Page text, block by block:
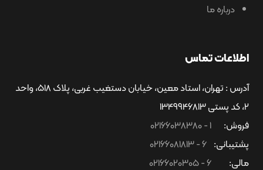
درباره ما
تماس
آدرس : تهران، استاد معین، خیابان دستغیب غربی، پلاک 518، واحد
1 - 02166038380
6 - 02166081813
6 - 02166020305